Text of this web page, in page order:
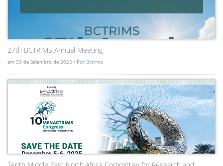
27th BCTRIMS Annual Meeting
em 30 de Setembro de 2025 / Por Bctrims